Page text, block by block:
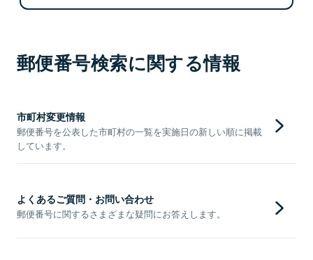
郵便番号検索に関する情報
市町村変更情報
郵便番号を公表した市町村の一覧を実施日の新しい順に掲載
しています。
よくあるご質問・お問い合わせ
郵便番号に関するさまざまな疑問にお答えします。